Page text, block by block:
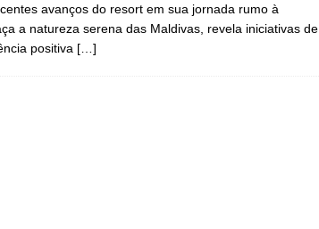
avanços do resort em sua jornada rumo à
a natureza serena das Maldivas, revela iniciativas de
positiva […]